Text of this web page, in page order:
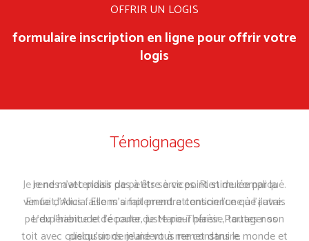
OFFRIR UN LOGIS
formulaire inscription en ligne pour offrir votre
logis
Témoignages
Je rends avec plaisir de petits services. Rien de compliqué.
En fait, nous faisons simplement attention l’une à l’autre.
L’expérience et l’écoute de Marie-Thérèse, toutes nos
discussions m’aident à me construire.